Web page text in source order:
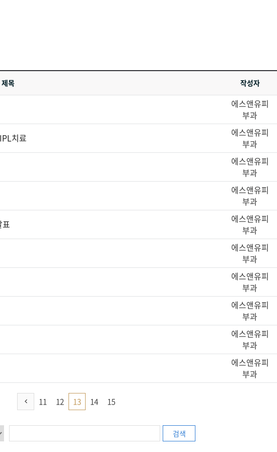
제목 작성자
에스앤유피
부과
치료
에스앤유피
부과
에스앤유피
부과
에스앤유피
부과
에스앤유피
부과
에스앤유피
부과
에스앤유피
부과
에스앤유피
부과
에스앤유피
부과
에스앤유피
부과
11 12 13 14 15
검색